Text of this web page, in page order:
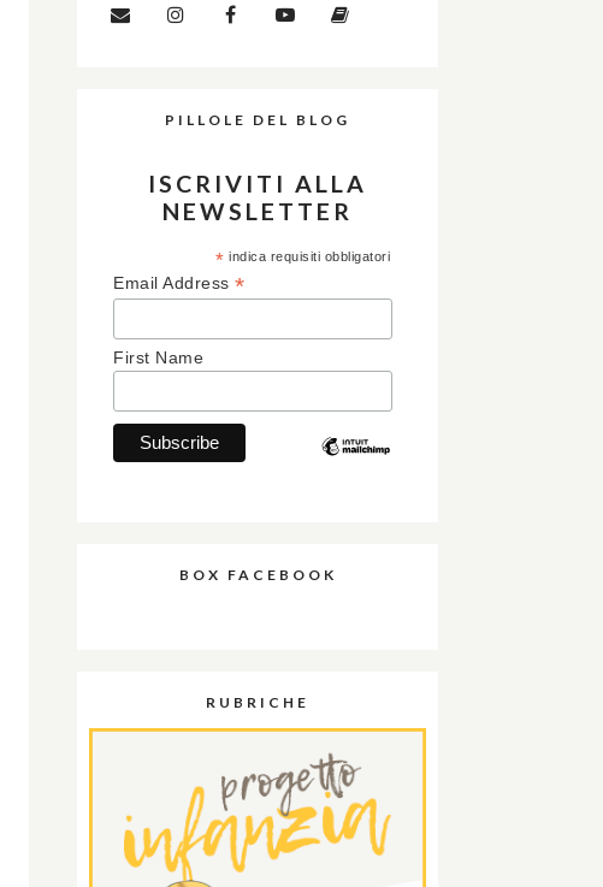
PILLOLE DEL BLOG
ISCRIVITI ALLA
NEWSLETTER
* indica requisiti obbligatori
Email Address *
First Name
BOX FACEBOOK
RUBRICHE